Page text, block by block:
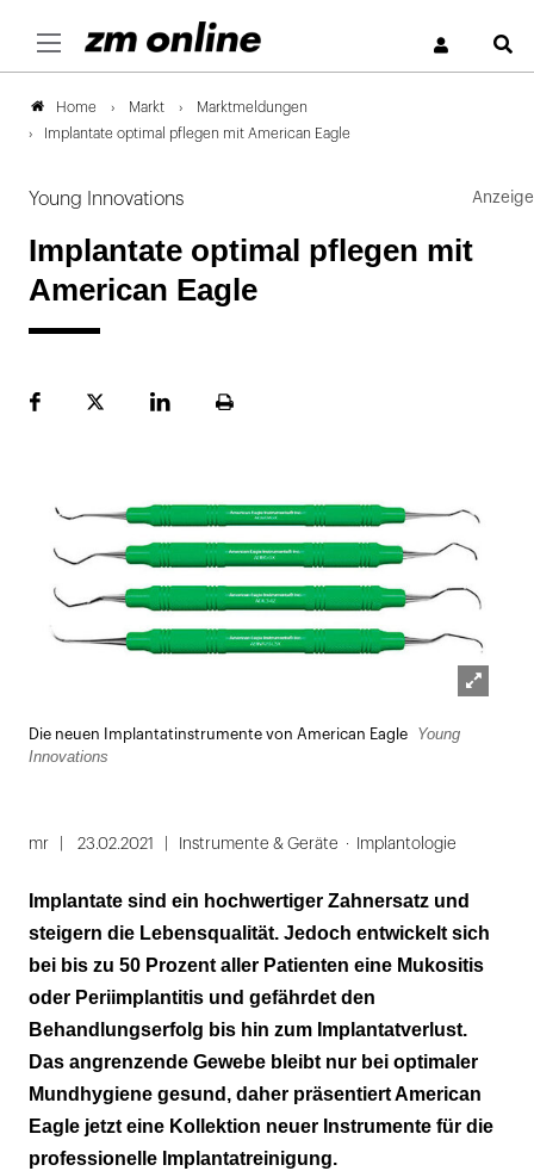
Home Markt
Marktmeldungen
Implantate optimal pflegen mit American Eagle
Young Innovations
Implantate optimal pflegen mit
American Eagle
FacebookPlattformLinekdInSeite
öffnen
Die neuen Implantatinstrumente von American Eagle
Young
Innovations
mr 23.02.2021 Instrumente & Geräte Implantologie
Implantate sind ein hochwertiger Zahnersatz und
steigern die Lebensqualität. Jedoch entwickelt sich
bei bis zu 50 Prozent aller Patienten eine Mukositis
oder Periimplantitis und gefährdet den
Behandlungserfolg bis hin zum Implantatverlust.
Das angrenzende Gewebe bleibt nur bei optimaler
Mundhygiene gesund, daher präsentiert American
Eagle jetzt eine Kollektion neuer Instrumente für die
professionelle Implantatreinigung.